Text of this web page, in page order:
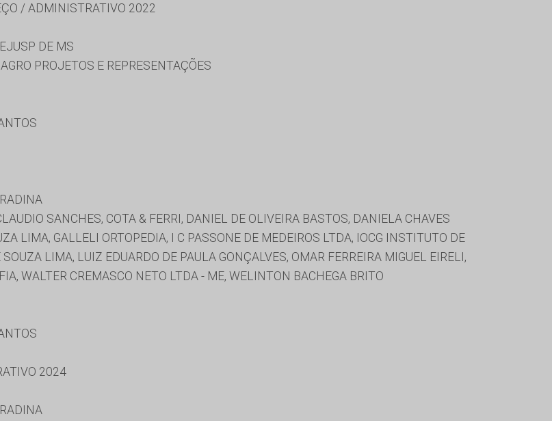
/ ADMINISTRATIVO 2022
DE MS
PROJETOS E REPRESENTAÇÕES
SANCHES, COTA & FERRI, DANIEL DE OLIVEIRA BASTOS, DANIELA CHAVES
LIMA, GALLELI ORTOPEDIA, I C PASSONE DE MEDEIROS LTDA, IOCG INSTITUTO DE
LIMA, LUIZ EDUARDO DE PAULA GONÇALVES, OMAR FERREIRA MIGUEL EIRELI,
WALTER CREMASCO NETO LTDA - ME, WELINTON BACHEGA BRITO
2024